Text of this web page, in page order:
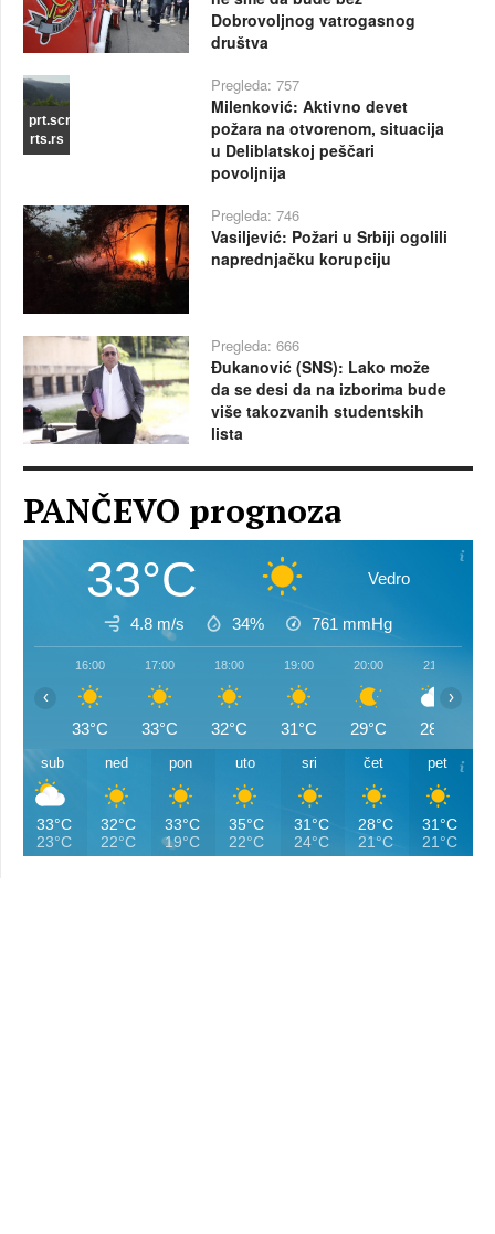
Dobrovoljnog vatrogasnog
društva
prt.scr
rts.rs
Pregleda: 757
Milenković: Aktivno devet
požara na otvorenom, situacija
u Deliblatskoj peščari
povoljnija
Pregleda: 746
Vasiljević: Požari u Srbiji ogolili
naprednjačku korupciju
Pregleda: 666
Đukanović (SNS): Lako može
da se desi da na izborima bude
više takozvanih studentskih
lista
PANČEVO prognoza
33°C Vedro
4.8 m/s 34% 761 mmHg
16:00
33°C
17:00
33°C
18:00
32°C
19:00
31°C
20:00
29°C
21:00
28°C
‹ ›
sub
33°C
23°C
ned
32°C
22°C
pon
33°C
19°C
uto
35°C
22°C
sri
31°C
24°C
čet
28°C
21°C
pet
31°C
21°C